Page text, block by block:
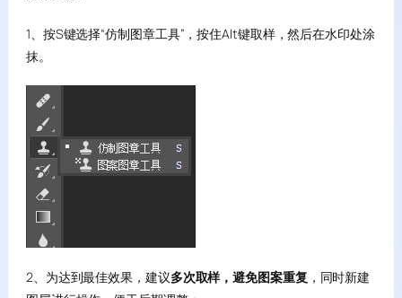
1、按S键选择“仿制图章工具”，按住Alt键取样，然后在水印处涂
抹。
2、为达到最佳效果，建议多次取样，避免图案重复 ，同时新建